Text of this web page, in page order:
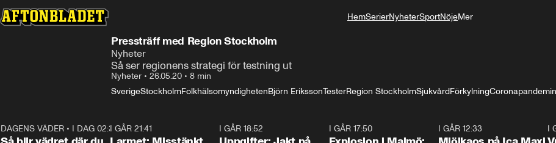
HemSerierNyheterSportNöjeMer
Pressträff med Region Stockholm
Nyheter
Så ser regionens strategi för testning ut
Nyheter • 26.05.20 • 8 min
SverigeStockholmFolkhälsomyndighetenBjörn ErikssonTesterRegion StockholmSjukvårdFörkylningCoronapandemin
1:06
DAGENS VÄDER • I DAG 02:30I GÅR 21:41 I GÅR 18:52 I GÅR 17:50 I GÅR 12:33 I